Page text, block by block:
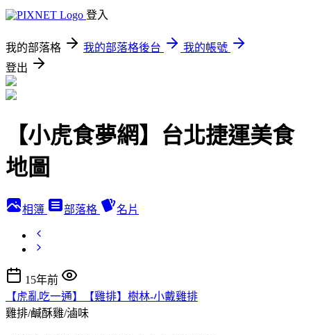
登入
我的部落格 我的部落格後台
我的帳號
登出
【小虎食夢網】台北捷運美食
地圖
相簿 部落格 名片
15年前
【虎亂吃一通】【雞排】樹林-小戴雞排
雞排/鹹酥雞/滷味